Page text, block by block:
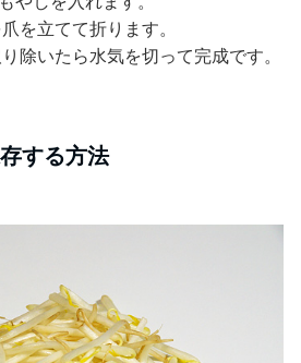
を立てて折ります。
除いたら水気を切って完成です。
する方法